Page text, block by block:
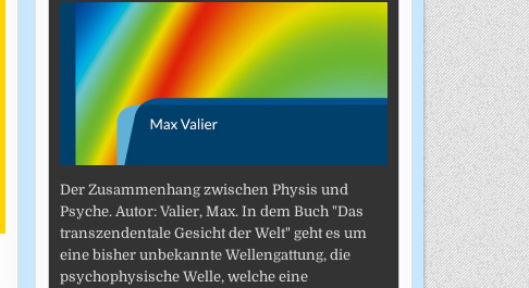
Der Zusammenhang zwischen Physis und
Psyche. Autor: Valier, Max. In dem Buch "Das
transzendentale Gesicht der Welt" geht es um
eine bisher unbekannte Wellengattung, die
psychophysische Welle, welche eine